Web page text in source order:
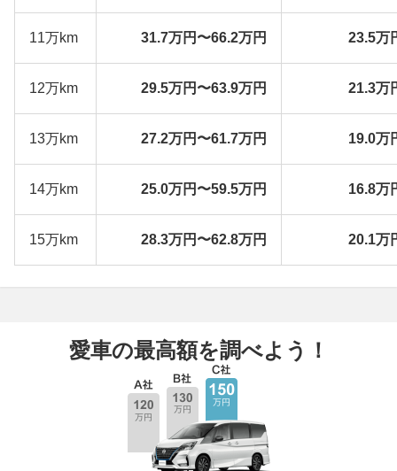
11万km 31.7万円〜66.2万円 23.5万
12万km 29.5万円〜63.9万円 21.3万
13万km 27.2万円〜61.7万円 19.0万
14万km 25.0万円〜59.5万円 16.8万
15万km 28.3万円〜62.8万円 20.1万
愛車の最高額を調べよう！